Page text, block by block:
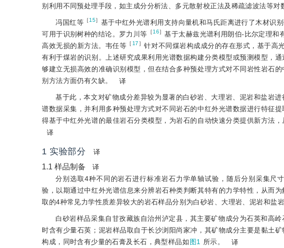
别利用不同预处理手段，如主成分分析法、多元散射校正法及稀疏滤波法等对
冯国红等 ［15］ 基于中红外光谱利用支持向量机和马氏距离进行了木材识
可用于识别树种的结论。罗力川等 ［16］ 基于太赫兹光谱利用朗伯-比尔定理和
高效无损的新方法。韦任等 ［ 17］ 针对不同煤岩构成成分的存在形式，基于高
有利于煤岩的识别。上述研究成果利用光谱数据构建分类模型或预测模型，
够建立无损高效的准确识别模型，但在结合多种预处理方式对不同岩性岩石
别方法方面仍有欠缺。
译
基于此，本文对矿物成分差异较为显著的白砂岩、大理岩、泥岩和盐岩
谱数据采集，并利用多种预处理方式对不同岩石的中红外光谱数据进行特征
得基于中红外光谱的最佳岩石分类模型，为岩石的自动快速分类提供新方法
译
1 实验部分 译
1.1 样品制备
译
分别选取4种不同的岩石进行标准岩石力学单轴试验，随后分别采集尺
验，以期通过中红外光谱信息来分辨岩石种类判断其特有的力学特性，从而
取的4种常见力学性质差异较大的岩石样品分别为白砂岩、大理岩、泥岩和盐岩
白砂岩样品采集自甘孜藏族自治州泸定县，其主要矿物成分为石英和高
时含有少量石英；泥岩样品取自于长沙浏阳尚家冲，其矿物成分主要是黏土
构成，同时含有少量的石膏及长石，典型样品如图1 所示。 译